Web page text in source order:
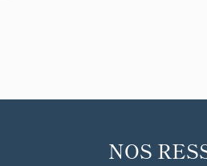
NOS